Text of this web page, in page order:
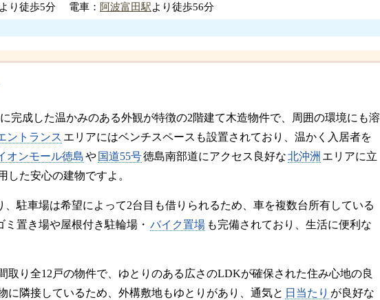
り徒歩5分 電車： 阿波富田駅より徒歩56分
完成した温かみのある外観が特徴の2階建て木造物件で、周囲の環境にも溶
ントランス エリアにはベンチスペースも設置されており、温かく入居者を
オンモール徳島や 国道55号徳島南部道にアクセス良好な北沖洲 エリアに立
した安心の建物ですよ。
、駐車場は希望によって2台目も借りられるため、車を複数台所有している
置き場や屋根付き駐輪場・ バイク置場 も完備されており、生活に便利な
取り全12戸の物件で、ゆとりのある広さのLDKが確保された住み心地の良
に隣接しているため、外構敷地もゆとりがあり、通気と 日当たり が良好な